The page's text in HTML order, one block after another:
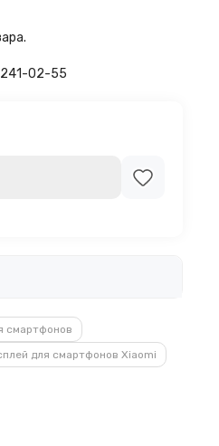
241-02-55
смартфонов
для смартфонов Xiaomi